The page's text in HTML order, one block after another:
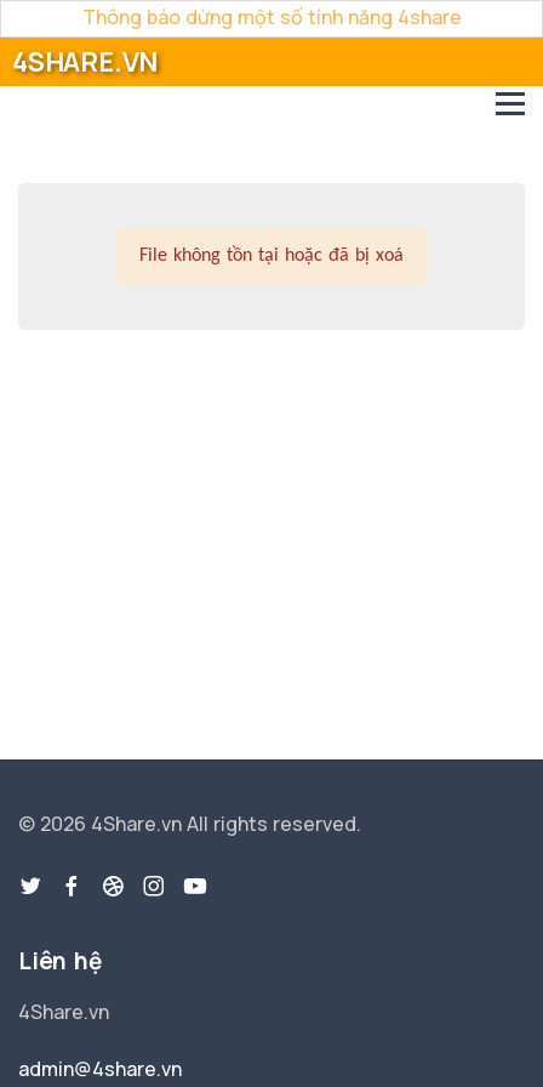
Thông báo dừng một số tính năng 4share
4SHARE.VN
File không tồn tại hoặc đã bị xoá
© 2026 4Share.vnAll rights reserved.
Liên hệ
4Share.vn
admin@4share.vn